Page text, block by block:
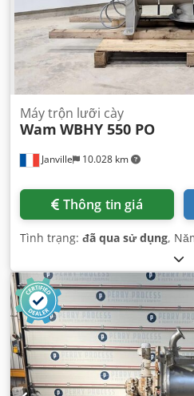
Janville 10.028 km
Máy trộn lưỡi cày
Wam WBHY 550 PO
Thông tin giá
Tình trạng: đã qua sử dụng,